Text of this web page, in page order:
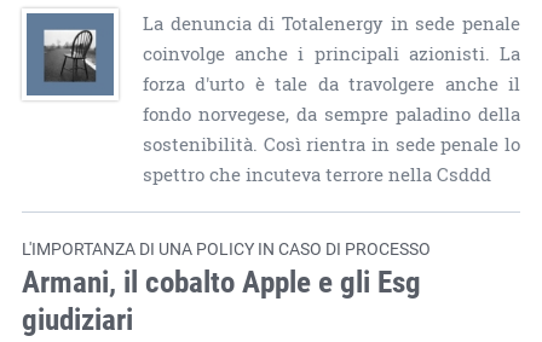
La denuncia di Totalenergy in sede penale
coinvolge anche i principali azionisti. La
forza d'urto è tale da travolgere anche il
fondo norvegese, da sempre paladino della
sostenibilità. Così rientra in sede penale lo
spettro che incuteva terrore nella Csddd
L'IMPORTANZA DI UNA POLICY IN CASO DI PROCESSO
Armani, il cobalto Apple e gli Esg
giudiziari